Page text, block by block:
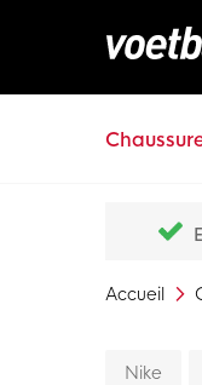
Accueil
Nike